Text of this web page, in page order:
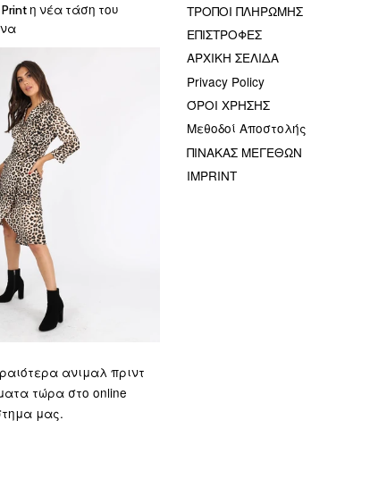
Print η νέα τάση του
ανιμαλ πριντ
τώρα στο online
μας.
ΤΡΟΠΟΙ ΠΛΗΡΩΜΗΣ
ΕΠΙΣΤΡΟΦΕΣ
ΑΡΧΙΚΗ ΣΕΛΙΔΑ
Privacy Policy
ΌΡΟΙ ΧΡΗΣΗΣ
Μεθοδοί Αποστολής
ΠΙΝΑΚΑΣ ΜΕΓΕΘΩΝ
IMPRINT